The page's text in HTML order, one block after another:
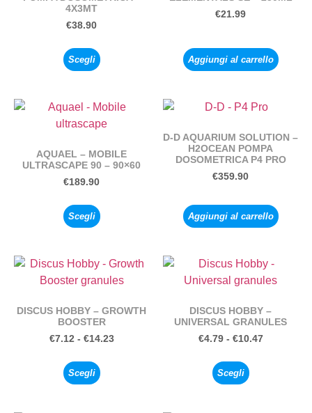
4X3MT
€38.90
Scegli
€21.99
Aggiungi al carrello
AQUAEL – MOBILE
ULTRASCAPE 90 – 90×60
€189.90
Scegli
D-D AQUARIUM SOLUTION –
H2OCEAN POMPA
DOSOMETRICA P4 PRO
€359.90
Aggiungi al carrello
DISCUS HOBBY – GROWTH
BOOSTER
€7.12 - €14.23
Scegli
DISCUS HOBBY –
UNIVERSAL GRANULES
€4.79 - €10.47
Scegli